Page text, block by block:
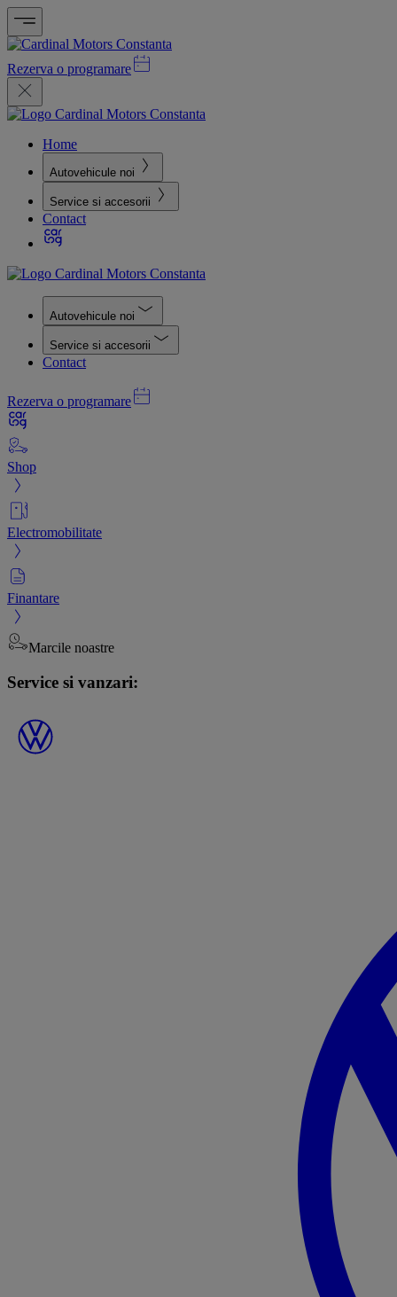
Rezerva o programare
Home
Autovehicule noi
Service si accesorii
Contact
Autovehicule noi
Service si accesorii
Contact
Rezerva o programare
Shop
Electromobilitate
Finantare
Marcile noastre
Service si vanzari: